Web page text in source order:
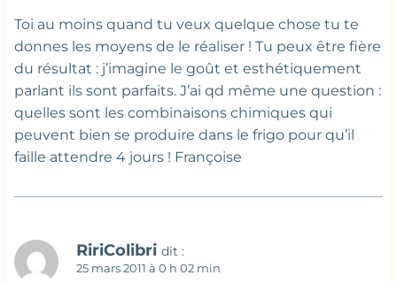
Toi au moins quand tu veux quelque chose tu te
donnes les moyens de le réaliser ! Tu peux être fière
du résultat : j’imagine le goût et esthétiquement
parlant ils sont parfaits. J’ai qd même une question :
quelles sont les combinaisons chimiques qui
peuvent bien se produire dans le frigo pour qu’il
faille attendre 4 jours ! Françoise
RiriColibri dit :
25 mars 2011 à 0 h 02 min